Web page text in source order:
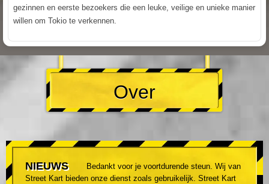
gezinnen en eerste bezoekers die een leuke, veilige en unieke manier
willen om Tokio te verkennen.
Over
NIEUWS
Bedankt voor je voortdurende steun. Wij van
Street Kart bieden onze dienst zoals gebruikelijk. Street Kart